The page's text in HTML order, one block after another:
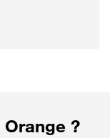
?